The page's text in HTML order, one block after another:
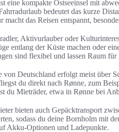
eine kompakte Ostseeinsel mit
bedeutet das kurze
macht das Reisen entspannt,
Aktivurlauber oder
entlang der Küste machen oder
sind flexibel und lassen Raum
von Deutschland erfolgt meist über
du direkt nach Rønne, zum
du Mieträder, etwa in Rønne bei
bieten auch Gepäcktransport
sodass du deine Bornholm mit
Akku-Optionen und Ladepunkte.